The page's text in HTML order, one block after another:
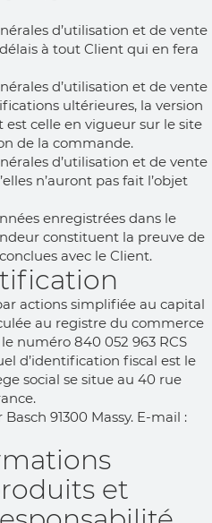
d’utilisation et de vente
à tout Client qui en fera
d’utilisation et de vente
ultérieures, la version
celle en vigueur sur le site
de la commande.
d’utilisation et de vente
n’auront pas fait l’objet
enregistrées dans le
constituent la preuve de
avec le Client.
actions simplifiée au capital
au registre du commerce
numéro 840 052 963 RCS
d’identification fiscal est le
social se situe au 40 rue
91300 Massy. E-mail :
et